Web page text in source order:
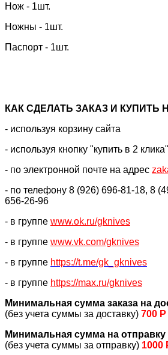
Нож - 1шт.
Ножны - 1шт.
Паспорт - 1шт.
КАК CДЕЛАТЬ ЗАКАЗ И КУПИТЬ
- используя корзину сайта
- используя кнопку "купить в 2 клика"
- по электронной почте на адрес
- по телефону 8 (926) 696-81-18, 8
656-26-96
- в группе www.ok.ru/gknives
- в группе www.vk.com/gknives
- в группе https://t.me/gk_gknives
- в группе https://max.ru/gknives
Минимальная сумма заказа на
(без учета суммы за доставку) 700 Р
Минимальная сумма на отправку
(без учета суммы за отправку) 1000